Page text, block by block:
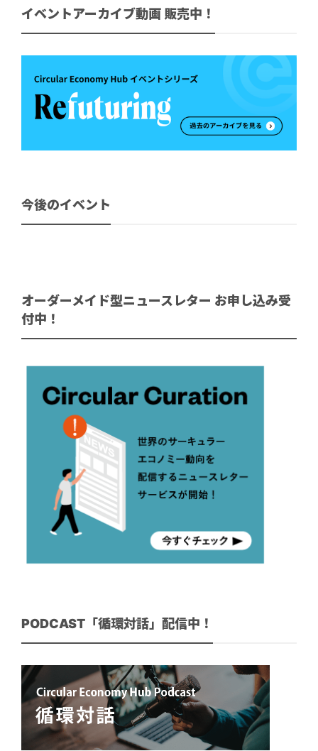
イベントアーカイブ動画 販売中！
今後のイベント
オーダーメイド型ニュースレター お申し込み受
付中！
PODCAST「循環対話」配信中！